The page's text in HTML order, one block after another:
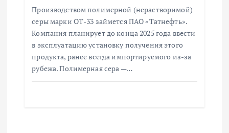
Производством полимерной (нерастворимой)
серы марки ОТ-33 займется ПАО «Татнефть».
Компания планирует до конца 2025 года ввести
в эксплуатацию установку получения этого
продукта, ранее всегда импортируемого из-за
рубежа. Полимерная сера —…